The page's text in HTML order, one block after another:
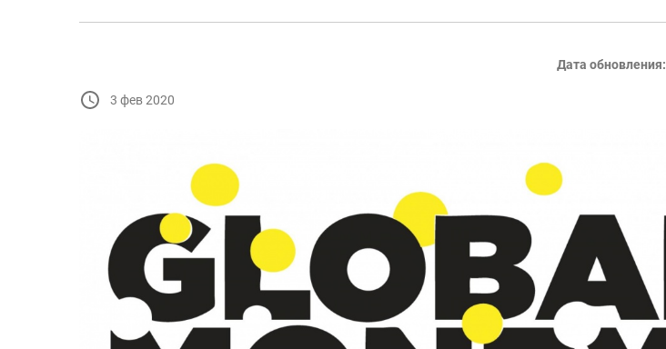
Дата обновления:
3 фев 2020